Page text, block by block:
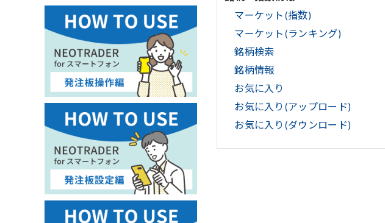
マーケット(指数)
マーケット(ランキング)
銘柄検索
銘柄情報
お気に入り
お気に入り(アップロード)
お気に入り(ダウンロード)